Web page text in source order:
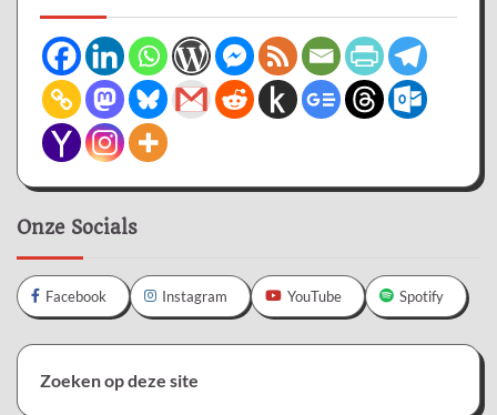
Onze Socials
Facebook Instagram YouTube Spotify
Zoeken op deze site